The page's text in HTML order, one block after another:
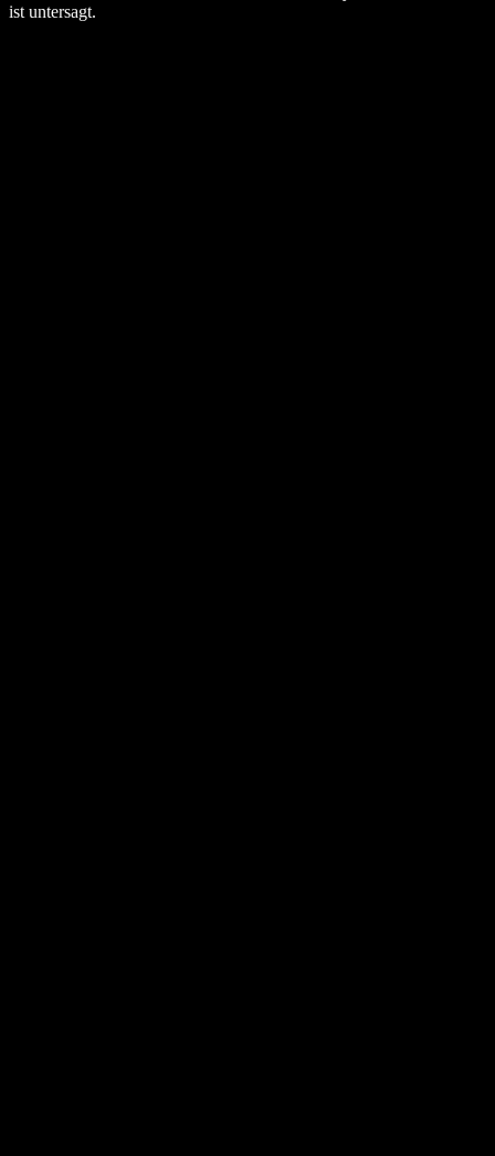
ist untersagt.